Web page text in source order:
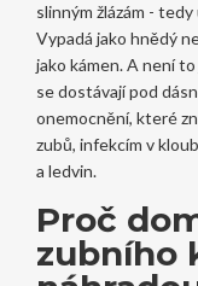
slinným žlázám -
Vypadá jako hnědý
jako kámen. A není
se dostávají pod
onemocnění, které
zubů, infekcím v
a ledvin.
Proč
zubního